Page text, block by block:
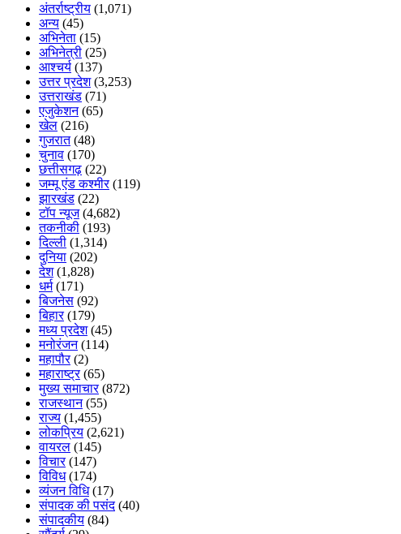
अंतर्राष्ट्रीय (1,071)
अन्य (45)
अभिनेता (15)
अभिनेत्री (25)
आश्चर्य (137)
उत्तर प्रदेश(3,253)
उत्तराखंड (71)
एजुकेशन(65)
खेल (216)
गुजरात(48)
चुनाव (170)
छत्तीसगढ़ (22)
जम्मू एंड कश्मीर(119)
झारखंड (22)
टॉप न्यूज(4,682)
तकनीकी (193)
दिल्ली (1,314)
दुनिया (202)
देश(1,828)
धर्म(171)
बिजनेस (92)
बिहार(179)
मध्य प्रदेश(45)
मनोरंजन(114)
महापौर(2)
महाराष्ट्र(65)
मुख्य समाचार(872)
राजस्थान(55)
राज्य (1,455)
लोकप्रिय (2,621)
वायरल (145)
विचार(147)
विविध(174)
व्यंजन विधि(17)
संपादक की पसंद(40)
संपादकीय (84)